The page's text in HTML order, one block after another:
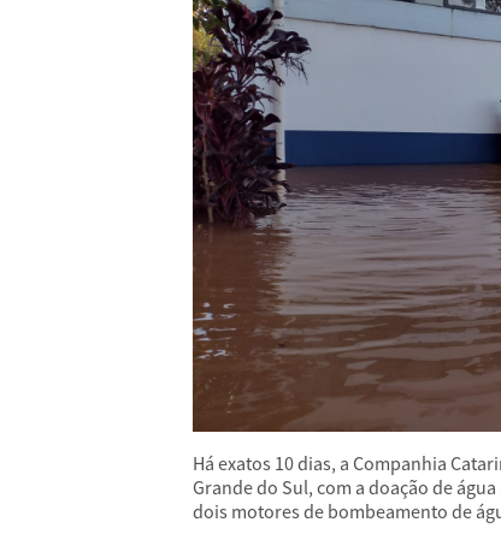
Há exatos 10 dias, a Companhia
Grande do Sul, com a doação de
dois motores de bombeamento de